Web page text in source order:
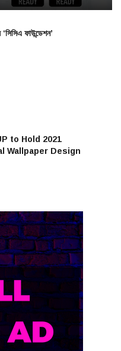
ফাউন্ডেশন’
to Hold 2021
Wallpaper Design